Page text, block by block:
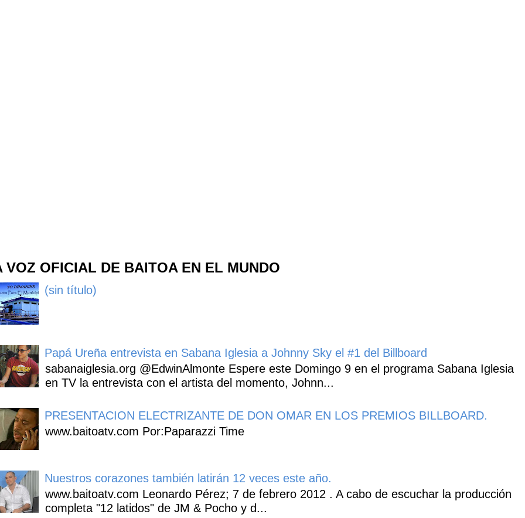
VOZ OFICIAL DE BAITOA EN EL MUNDO
(sin título)
Papá Ureña entrevista en Sabana Iglesia a Johnny Sky el #1 del Billboard
sabanaiglesia.org @EdwinAlmonte Espere este Domingo 9 en el programa Sabana Iglesia
en TV la entrevista con el artista del momento, Johnn...
PRESENTACION ELECTRIZANTE DE DON OMAR EN LOS PREMIOS BILLBOARD.
www.baitoatv.com Por:Paparazzi Time
Nuestros corazones también latirán 12 veces este año.
www.baitoatv.com Leonardo Pérez; 7 de febrero 2012 . A cabo de escuchar la producción
completa "12 latidos" de JM & Pocho y d...